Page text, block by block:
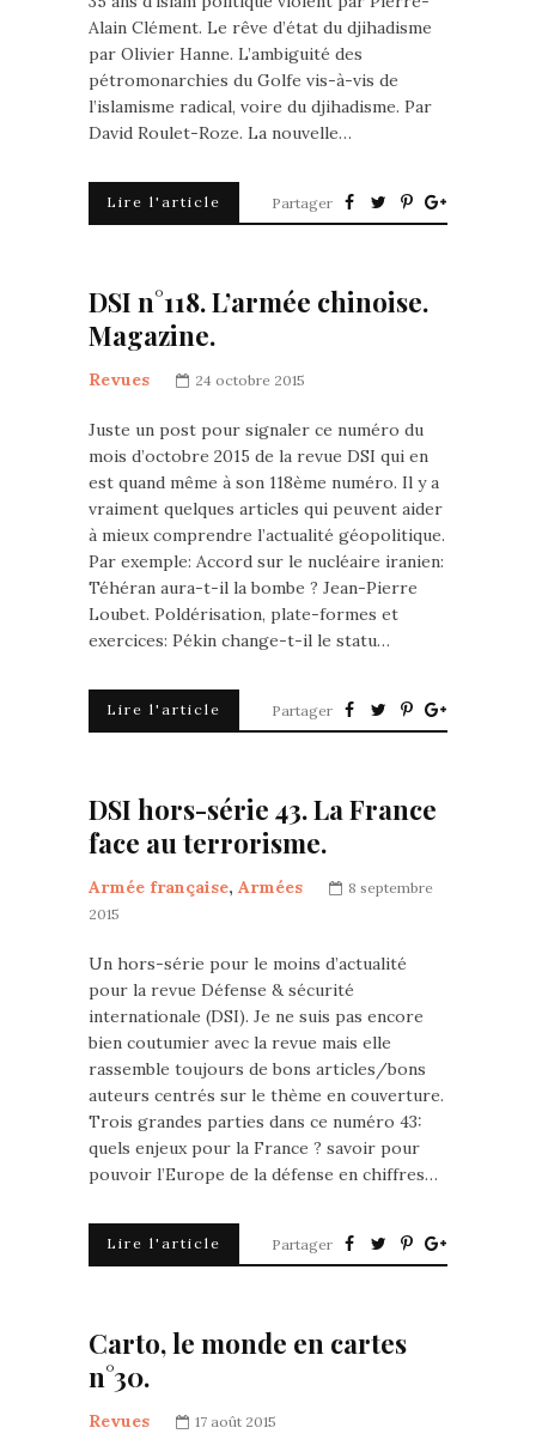
Alain Clément. Le rêve d’état du djihadisme
par Olivier Hanne. L’ambiguité des
pétromonarchies du Golfe vis-à-vis de
l’islamisme radical, voire du djihadisme. Par
David Roulet-Roze. La nouvelle…
Lire l'article Partager
DSI n°118. L’armée chinoise.
Magazine.
Revues 24 octobre 2015
Juste un post pour signaler ce numéro du
mois d’octobre 2015 de la revue DSI qui en
est quand même à son 118ème numéro. Il y a
vraiment quelques articles qui peuvent aider
à mieux comprendre l’actualité géopolitique.
Par exemple: Accord sur le nucléaire iranien:
Téhéran aura-t-il la bombe ? Jean-Pierre
Loubet. Poldérisation, plate-formes et
exercices: Pékin change-t-il le statu…
Lire l'article Partager
DSI hors-série 43. La France
face au terrorisme.
Armée française, Armées
8 septembre
2015
Un hors-série pour le moins d’actualité
pour la revue Défense & sécurité
internationale (DSI). Je ne suis pas encore
bien coutumier avec la revue mais elle
rassemble toujours de bons articles/bons
auteurs centrés sur le thème en couverture.
Trois grandes parties dans ce numéro 43:
quels enjeux pour la France ? savoir pour
pouvoir l’Europe de la défense en chiffres…
Lire l'article Partager
Carto, le monde en cartes
n°30.
Revues 17 août 2015